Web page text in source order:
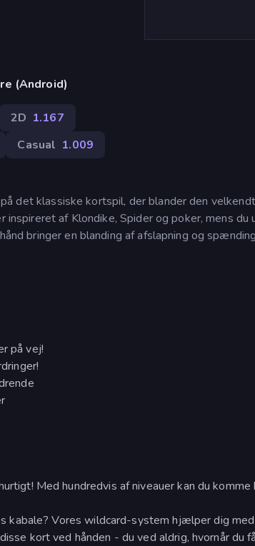
(Android)
2D 1.167
Casual 1.009
det klassiske kortspil, der blander den
af Klondike, Spider og poker, mens du
bringer en blanding af afslapning og
på vej!
Med hundredvis af niveauer kan du
kabale? Vores wildcard-system hjælper dig
kort ved hånden - du ved aldrig, hvornår du